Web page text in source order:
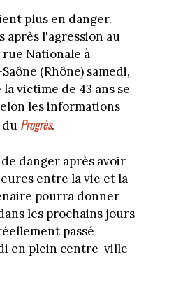
plus en danger.
après l'agression au
Nationale à
(Rhône) samedi,
victime de 43 ans se
les informations
du Progrès.
danger après avoir
entre la vie et la
pourra donner
les prochains jours
passé
en plein centre-ville